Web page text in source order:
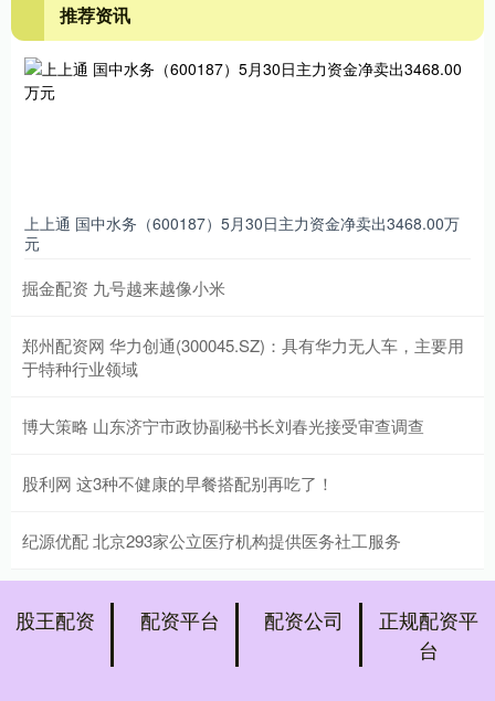
推荐资讯
上上通 国中水务（600187）5月30日主力资金净卖出3468.00万
元
掘金配资 九号越来越像小米
郑州配资网 华力创通(300045.SZ)：具有华力无人车，主要用
于特种行业领域
博大策略 山东济宁市政协副秘书长刘春光接受审查调查
股利网 这3种不健康的早餐搭配别再吃了！
纪源优配 北京293家公立医疗机构提供医务社工服务
股王配资 配资平台 配资公司
正规配资平
台